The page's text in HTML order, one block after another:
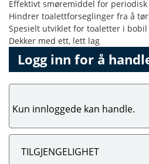
Effektivt smøremiddel for
Hindrer toalettforseglinger fra å
Spesielt utviklet for toaletter i bobil
Dekker med ett, lett lag
Logg inn for å
Kun innloggede kan handle.
TILGJENGELIGHET